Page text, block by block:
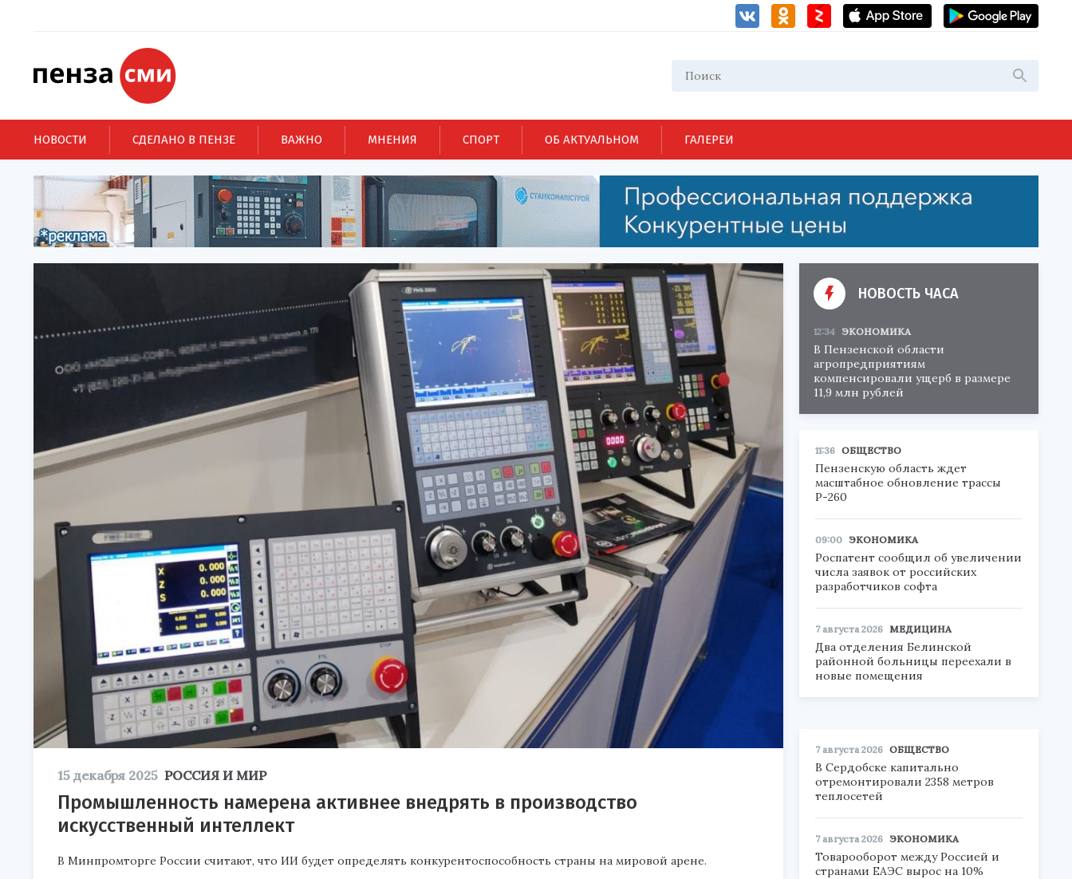
НОВОСТИ СДЕЛАНО В ПЕНЗЕ ВАЖНО МНЕНИЯ СПОРТ ОБ АКТУАЛЬНОМ ГАЛЕРЕИ
15 декабря 2025 РОССИЯ И МИР
Промышленность намерена активнее внедрять в производство
искусственный интеллект
В Минпромторге России считают, что ИИ будет определять конкурентоспособность страны на мировой арене.
НОВОСТЬ ЧАСА
12:34 ЭКОНОМИКА
В Пензенской области
агропредприятиям
компенсировали ущерб в размере
11,9 млн рублей
11:36 ОБЩЕСТВО
Пензенскую область ждет
масштабное обновление трассы
Р-260
09:00 ЭКОНОМИКА
Роспатент сообщил об увеличении
числа заявок от российских
разработчиков софта
7 августа 2026 МЕДИЦИНА
Два отделения Белинской
районной больницы переехали в
новые помещения
7 августа 2026 ОБЩЕСТВО
В Сердобске капитально
отремонтировали 2358 метров
теплосетей
7 августа 2026 ЭКОНОМИКА
Товарооборот между Россией и
странами ЕАЭС вырос на 10%